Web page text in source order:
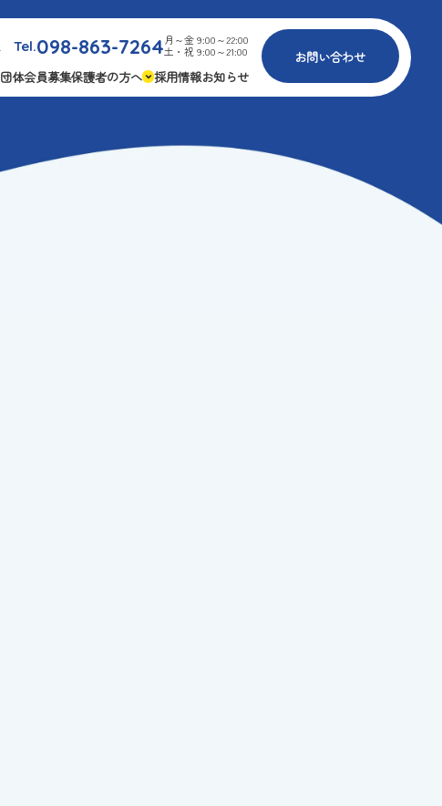
Tel.098-863-7264月～金 9:00～22:00
土・祝 9:00～21:00
お問い合わせ
ン情報
団体会員募集保護者の方へ
ゴールデンエイジ
採用情報お知らせ